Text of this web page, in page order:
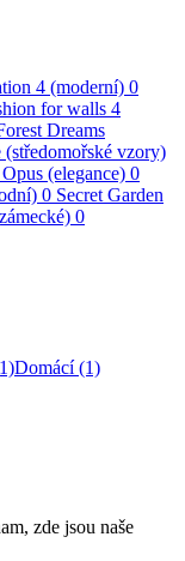
4 (moderní) 0
for walls 4
Dreams
(středomořské vzory)
Opus (elegance) 0
0 Secret Garden
0
Domácí(1)
zde jsou naše